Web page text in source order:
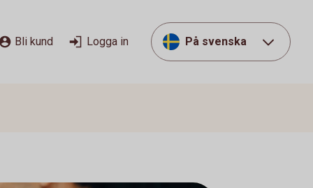
Bli kund Logga in På svenska